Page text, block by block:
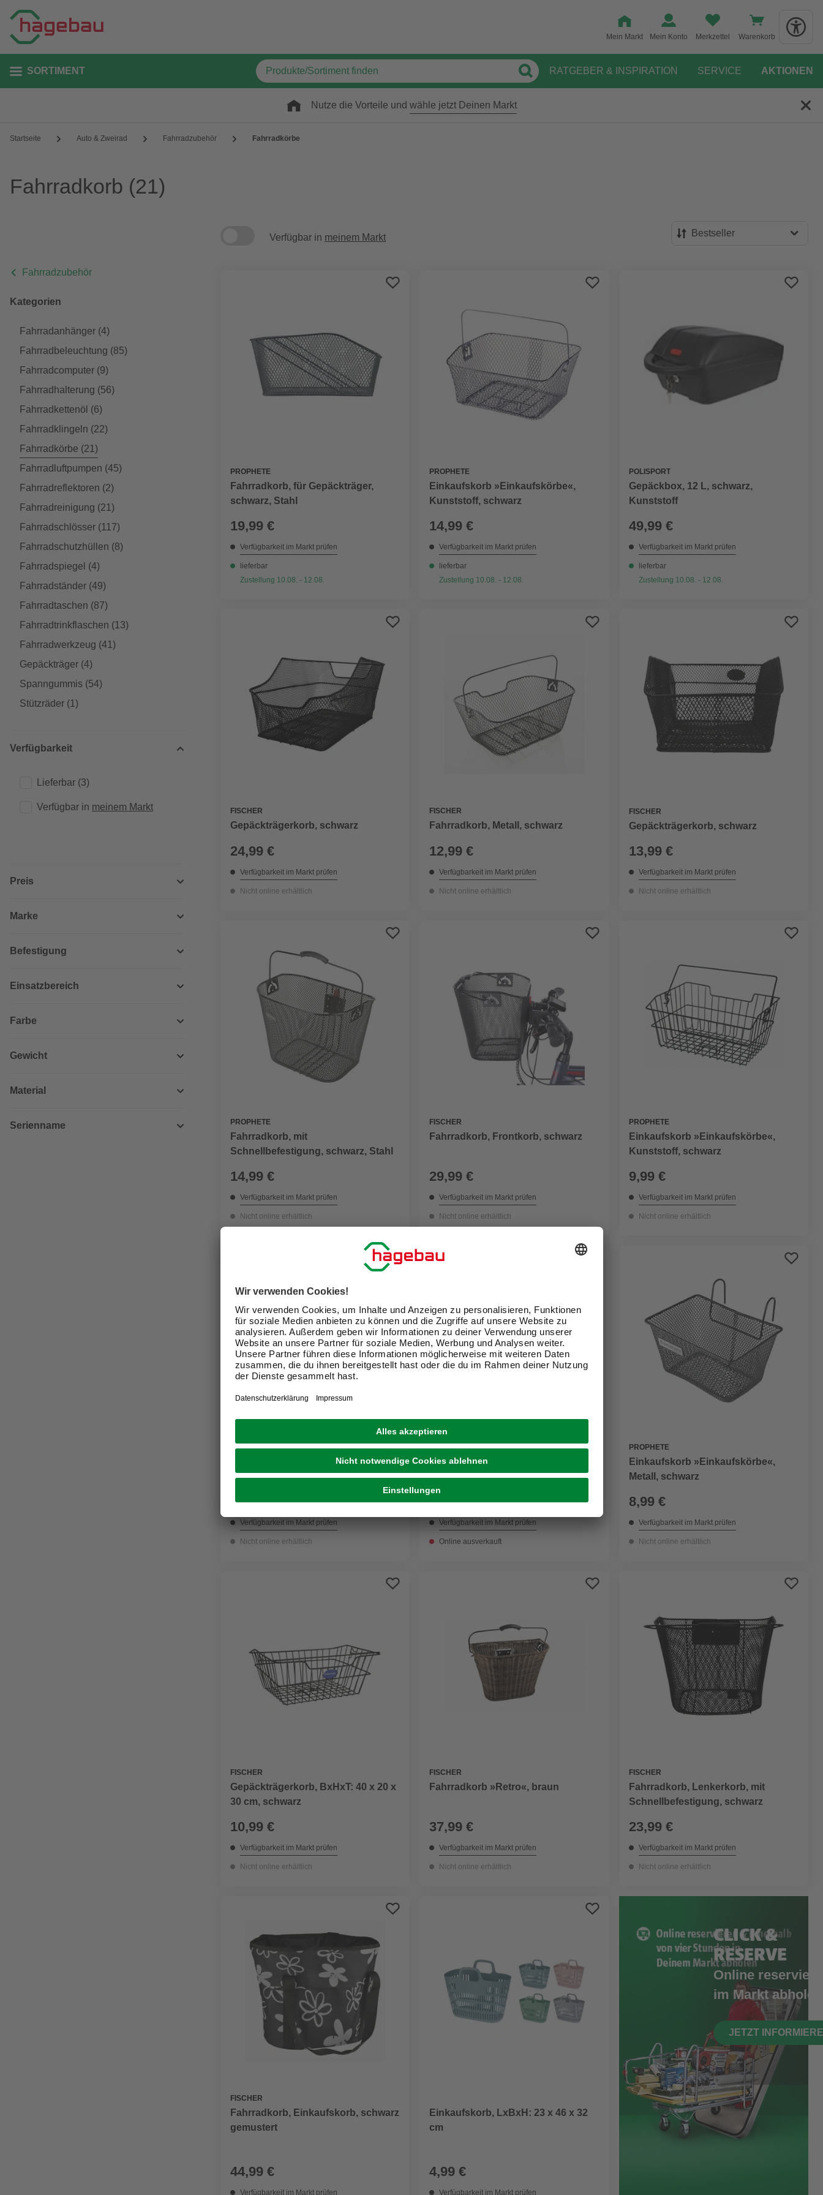
Mein Markt Mein Konto Merkzettel Warenkorb
SORTIMENT RATGEBER & INSPIRATION SERVICE AKTIONEN
Nutze die Vorteile und wähle jetzt Deinen Markt
Startseite Auto & Zweirad Fahrradzubehör Fahrradkörbe
Fahrradkorb (21)
Fahrradzubehör
Kategorien
Fahrradanhänger (4)
Fahrradbeleuchtung (85)
Fahrradcomputer (9)
Fahrradhalterung (56)
Fahrradkettenöl (6)
Fahrradklingeln (22)
Fahrradkörbe (21)
Fahrradluftpumpen (45)
Fahrradreflektoren (2)
Fahrradreinigung (21)
Fahrradschlösser (117)
Fahrradschutzhüllen (8)
Fahrradspiegel (4)
Fahrradständer (49)
Fahrradtaschen (87)
Fahrradtrinkflaschen (13)
Fahrradwerkzeug (41)
Gepäckträger (4)
Spanngummis (54)
Stützräder (1)
Verfügbarkeit
Lieferbar (3)
Verfügbar in meinem Markt
Preis
Marke
Befestigung
Einsatzbereich
Farbe
Gewicht
Material
Serienname
Verfügbar in meinem Markt Bestseller
PROPHETE
Fahrradkorb, für Gepäckträger,
schwarz, Stahl
19,99 €
Verfügbarkeit im Markt prüfen
lieferbar
Zustellung 10.08. - 12.08.
PROPHETE
Einkaufskorb »Einkaufskörbe«,
Kunststoff, schwarz
14,99 €
Verfügbarkeit im Markt prüfen
lieferbar
Zustellung 10.08. - 12.08.
POLISPORT
Gepäckbox, 12 L, schwarz,
Kunststoff
49,99 €
Verfügbarkeit im Markt prüfen
lieferbar
Zustellung 10.08. - 12.08.
FISCHER
Gepäckträgerkorb, schwarz
24,99 €
Verfügbarkeit im Markt prüfen
Nicht online erhältlich
FISCHER
Fahrradkorb, Metall, schwarz
12,99 €
Verfügbarkeit im Markt prüfen
Nicht online erhältlich
FISCHER
Gepäckträgerkorb, schwarz
13,99 €
Verfügbarkeit im Markt prüfen
Nicht online erhältlich
PROPHETE
Fahrradkorb, mit
Schnellbefestigung, schwarz, Stahl
14,99 €
Verfügbarkeit im Markt prüfen
Nicht online erhältlich
FISCHER
Fahrradkorb, Frontkorb, schwarz
29,99 €
Verfügbarkeit im Markt prüfen
Nicht online erhältlich
PROPHETE
Einkaufskorb »Einkaufskörbe«,
Kunststoff, schwarz
9,99 €
Verfügbarkeit im Markt prüfen
Nicht online erhältlich
FISCHER FAHRRAD
Gepäckträgerkorb »E-bike City«,
Kunststoff, schwarz
22,99 €
Verfügbarkeit im Markt prüfen
Nicht online erhältlich
Fahrradkorb, Kunststoff
32,99 €
Verfügbarkeit im Markt prüfen
Online ausverkauft
PROPHETE
Einkaufskorb »Einkaufskörbe«,
Metall, schwarz
8,99 €
Verfügbarkeit im Markt prüfen
Nicht online erhältlich
FISCHER
Gepäckträgerkorb, BxHxT: 40 x 20 x
30 cm, schwarz
10,99 €
Verfügbarkeit im Markt prüfen
Nicht online erhältlich
FISCHER
Fahrradkorb »Retro«, braun
37,99 €
Verfügbarkeit im Markt prüfen
Nicht online erhältlich
FISCHER
Fahrradkorb, Lenkerkorb, mit
Schnellbefestigung, schwarz
23,99 €
Verfügbarkeit im Markt prüfen
Nicht online erhältlich
FISCHER
Fahrradkorb, Einkaufskorb, schwarz
gemustert
44,99 €
Verfügbarkeit im Markt prüfen
Einkaufskorb, LxBxH: 23 x 46 x 32
cm
4,99 €
Verfügbarkeit im Markt prüfen
CLICK &
RESERVE
Online
im Markt abholen
JETZT